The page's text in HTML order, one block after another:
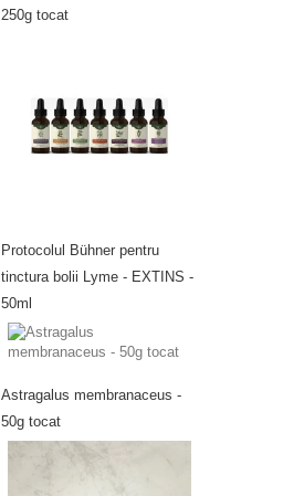
250g tocat
Protocolul Bühner pentru
tinctura bolii Lyme - EXTINS -
50ml
Astragalus membranaceus -
50g tocat